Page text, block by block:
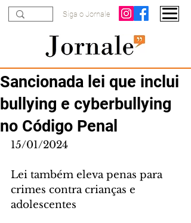
Siga o Jornale
Sancionada lei que inclui
bullying e cyberbullying
no Código Penal
15/01/2024
Lei também eleva penas para
crimes contra crianças e
adolescentes